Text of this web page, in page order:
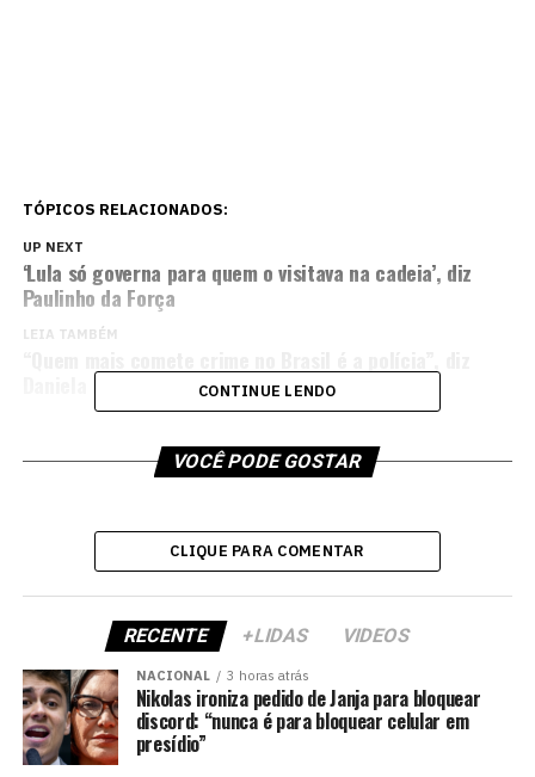
TÓPICOS RELACIONADOS:
UP NEXT
‘Lula só governa para quem o visitava na cadeia’, diz
Paulinho da Força
LEIA TAMBÉM
Daniela Mercury
CONTINUE LENDO
VOCÊ PODE GOSTAR
CLIQUE PARA COMENTAR
RECENTE +LIDAS VIDEOS
NACIONAL 3 horas atrás
Nikolas ironiza pedido de Janja para bloquear
discord: “nunca é para bloquear celular em
presídio”